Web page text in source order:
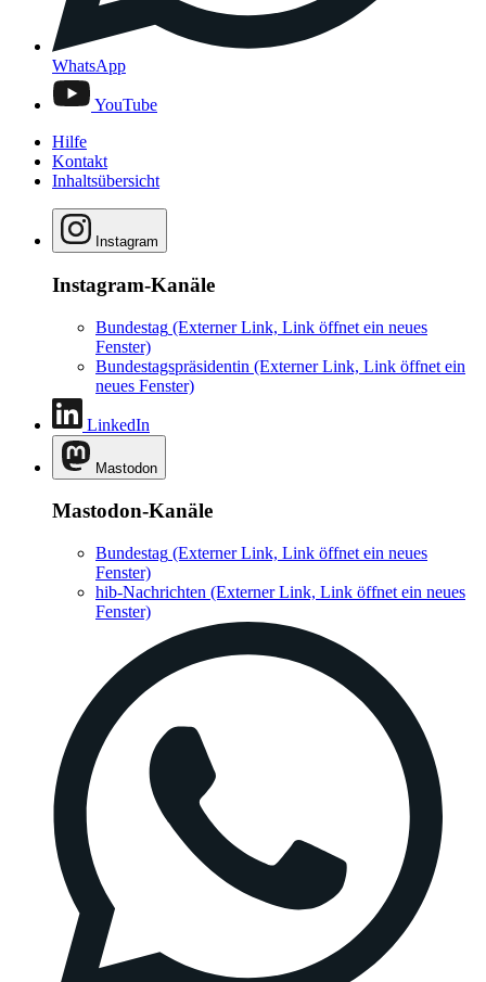
WhatsApp
YouTube
Hilfe
Kontakt
Inhaltsübersicht
Instagram
Instagram-Kanäle
Bundestag (Externer Link, Link öffnet ein neues
Fenster)
Bundestagspräsidentin (Externer Link, Link öffnet ein
neues Fenster)
LinkedIn
Mastodon
Mastodon-Kanäle
Bundestag (Externer Link, Link öffnet ein neues
Fenster)
hib-Nachrichten (Externer Link, Link öffnet ein neues
Fenster)